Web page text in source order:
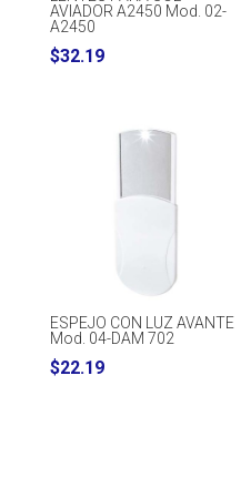
AVIADOR A2450 Mod. 02-
A2450
$32.19
ESPEJO CON LUZ AVANTE
Mod. 04-DAM 702
$22.19